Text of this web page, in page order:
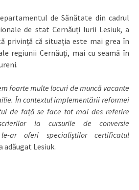
de Sănătate din cadrul
de stat Cernăuți Iurii Lesiuk, a
privință că situația este mai grea în
regiunii Cernăuți, mai cu seamă în
foarte multe locuri de muncă vacante
În contextul implementării reformei
de față se face tot mai des referire
la cursurile de conversie
ar oferi specialiștilor certificatul
adăugat Lesiuk.